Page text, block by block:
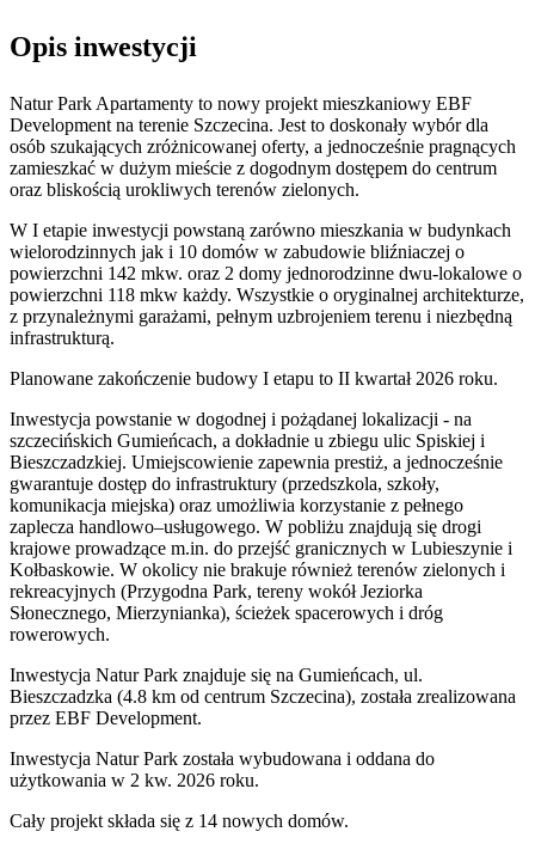
Opis inwestycji
Natur Park Apartamenty to nowy projekt mieszkaniowy EBF
Development na terenie Szczecina. Jest to doskonały wybór dla
osób szukających zróżnicowanej oferty, a jednocześnie pragnących
zamieszkać w dużym mieście z dogodnym dostępem do centrum
oraz bliskością urokliwych terenów zielonych.
W I etapie inwestycji powstaną zarówno mieszkania w budynkach
wielorodzinnych jak i 10 domów w zabudowie bliźniaczej o
powierzchni 142 mkw. oraz 2 domy jednorodzinne dwu-lokalowe o
powierzchni 118 mkw każdy. Wszystkie o oryginalnej architekturze,
z przynależnymi garażami, pełnym uzbrojeniem terenu i niezbędną
infrastrukturą.
Planowane zakończenie budowy I etapu to II kwartał 2026 roku.
Inwestycja powstanie w dogodnej i pożądanej lokalizacji - na
szczecińskich Gumieńcach, a dokładnie u zbiegu ulic Spiskiej i
Bieszczadzkiej. Umiejscowienie zapewnia prestiż, a jednocześnie
gwarantuje dostęp do infrastruktury (przedszkola, szkoły,
komunikacja miejska) oraz umożliwia korzystanie z pełnego
zaplecza handlowo–usługowego. W pobliżu znajdują się drogi
krajowe prowadzące m.in. do przejść granicznych w Lubieszynie i
Kołbaskowie. W okolicy nie brakuje również terenów zielonych i
rekreacyjnych (Przygodna Park, tereny wokół Jeziorka
Słonecznego, Mierzynianka), ścieżek spacerowych i dróg
rowerowych.
Inwestycja Natur Park znajduje się na Gumieńcach, ul.
Bieszczadzka (4.8 km od centrum Szczecina), została zrealizowana
przez EBF Development.
Inwestycja Natur Park została wybudowana i oddana do
użytkowania w 2 kw. 2026 roku.
Cały projekt składa się z 14 nowych domów.